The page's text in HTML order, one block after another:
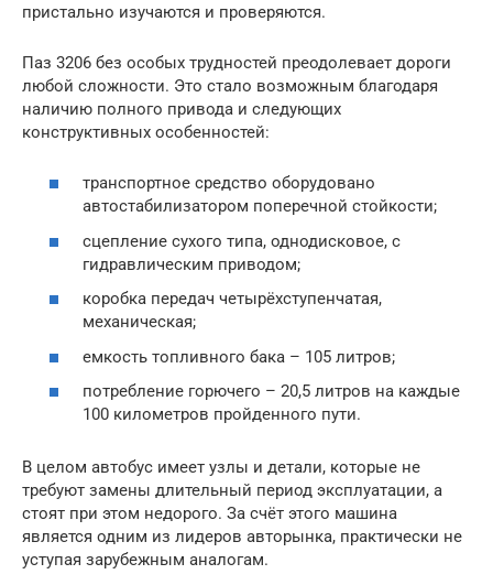
пристально изучаются и проверяются.
Паз 3206 без особых трудностей преодолевает дороги
любой сложности. Это стало возможным благодаря
наличию полного привода и следующих
конструктивных особенностей:
транспортное средство оборудовано
автостабилизатором поперечной стойкости;
сцепление сухого типа, однодисковое, с
гидравлическим приводом;
коробка передач четырёхступенчатая,
механическая;
емкость топливного бака – 105 литров;
потребление горючего – 20,5 литров на каждые
100 километров пройденного пути.
В целом автобус имеет узлы и детали, которые не
требуют замены длительный период эксплуатации, а
стоят при этом недорого. За счёт этого машина
является одним из лидеров авторынка, практически не
уступая зарубежным аналогам.